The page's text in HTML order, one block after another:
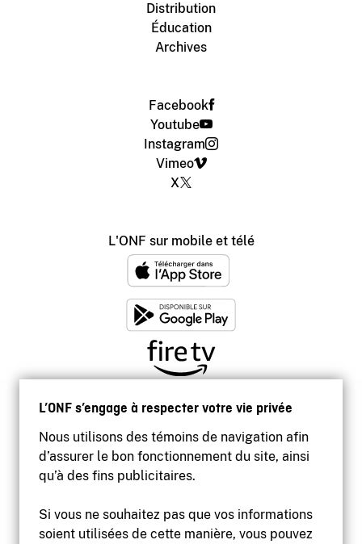
L’ONF s’engage à respecter votre vie privée
Nous utilisons des témoins de navigation afin
d’assurer le bon fonctionnement du site, ainsi
qu’à des fins publicitaires.
Si vous ne souhaitez pas que vos informations
soient utilisées de cette manière, vous pouvez
Distribution
Éducation
Archives
Facebook
Youtube
Instagram
Vimeo
X
L'ONF sur mobile et télé